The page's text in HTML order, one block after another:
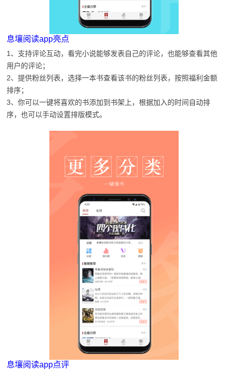
息壤阅读app亮点
1、支持评论互动，看完小说能够发表自己的评论，也能够查看其他
用户的评论；
2、提供粉丝列表，选择一本书查看该书的粉丝列表，按照福利金额
排序；
3、你可以一键将喜欢的书添加到书架上，根据加入的时间自动排
序，也可以手动设置排版模式。
息壤阅读app点评